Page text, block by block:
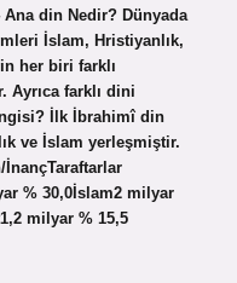
din Nedir? Dünyada
İslam, Hristiyanlık,
her biri farklı
Ayrıca farklı dini
İlk İbrahimî din
ve İslam yerleşmiştir.
% 30,0İslam2 milyar
milyar % 15,5